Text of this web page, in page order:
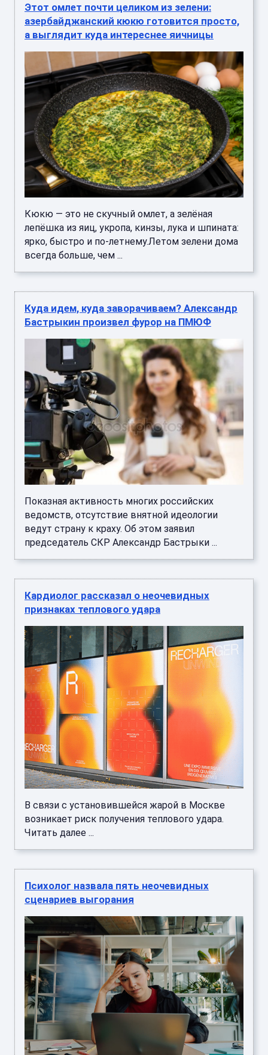
Этот омлет почти целиком из зелени:
азербайджанский кюкю готовится просто,
а выглядит куда интереснее яичницы
Кюкю — это не скучный омлет, а зелёная
лепёшка из яиц, укропа, кинзы, лука и шпината:
ярко, быстро и по-летнему.Летом зелени дома
всегда больше, чем ...
Куда идем, куда заворачиваем? Александр
Бастрыкин произвел фурор на ПМЮФ
Показная активность многих российских
ведомств, отсутствие внятной идеологии
ведут страну к краху. Об этом заявил
председатель СКР Александр Бастрыки ...
Кардиолог рассказал о неочевидных
признаках теплового удара
В связи с установившейся жарой в Москве
возникает риск получения теплового удара.
Читать далее ...
Психолог назвала пять неочевидных
сценариев выгорания